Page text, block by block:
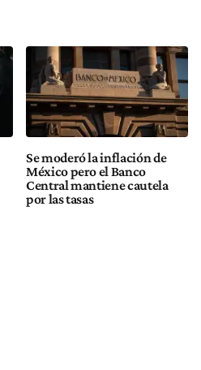
Se moderó la inflación de
México pero el Banco
Central mantiene cautela
por las tasas